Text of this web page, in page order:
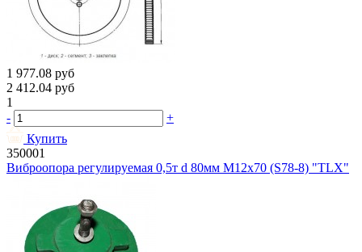
1 977.08 руб
2 412.04 руб
1
-
+
Купить
350001
Виброопора регулируемая 0,5т d 80мм М12х70 (S78-8) "TLX"